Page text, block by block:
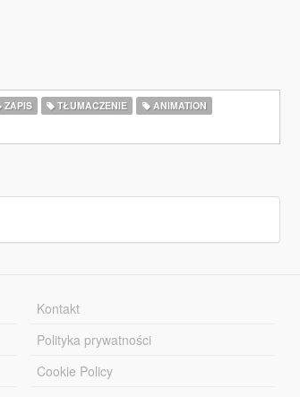
ZAPIS TŁUMACZENIE
ANIMATION
Kontakt
Polityka prywatności
Cookie Policy